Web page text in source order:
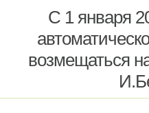
С 1 января
возмещаться